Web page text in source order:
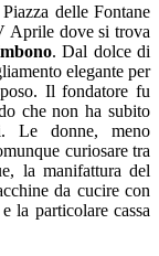
delle Fontane
Aprile dove si trova
. Dal dolce di
elegante per
Il fondatore fu
che non ha subito
Le donne, meno
curiosare tra
la manifattura del
da cucire con
la particolare cassa